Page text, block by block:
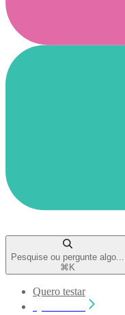
Pesquise ou pergunte algo...
⌘ K
Quero testar